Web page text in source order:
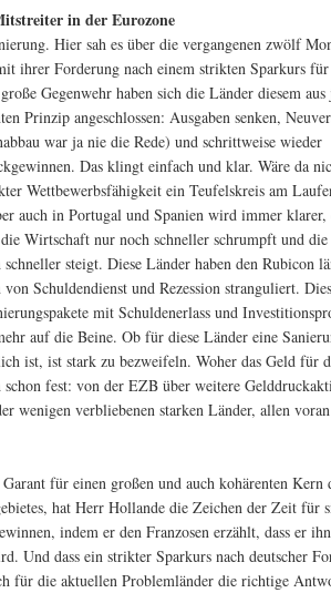
in der Eurozone
Hier sah es über die vergangenen zwölf
ihrer Forderung nach einem strikten Sparkurs
Gegenwehr haben sich die Länder diesem aus
Prinzip angeschlossen: Ausgaben senken,
war ja nie die Rede) und schrittweise wieder
Das klingt einfach und klar. Wäre da
Wettbewerbsfähigkeit ein Teufelskreis am
auch in Portugal und Spanien wird immer klarer,
Wirtschaft nur noch schneller schrumpft und die
steigt. Diese Länder haben den Rubicon
Schuldendienst und Rezession stranguliert.
mit Schuldenerlass und
auf die Beine. Ob für diese Länder eine
ist, ist stark zu bezweifeln. Woher das Geld für
fest: von der EZB über weitere
wenigen verbliebenen starken Länder, allen
für einen großen und auch kohärenten Kern
hat Herr Hollande die Zeichen der Zeit für
indem er den Franzosen erzählt, dass er
Und dass ein strikter Sparkurs nach deutscher
für die aktuellen Problemländer die richtige